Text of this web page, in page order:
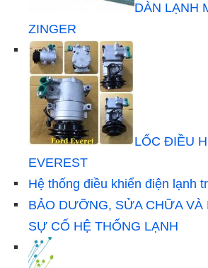
DÀN LẠNH
ZINGER
LỐC ĐIỀU
EVEREST
Hệ thống điều khiển điện lạnh
BẢO DƯỠNG, SỬA CHỮA VÀ
SỰ CỐ HỆ THỐNG LẠNH